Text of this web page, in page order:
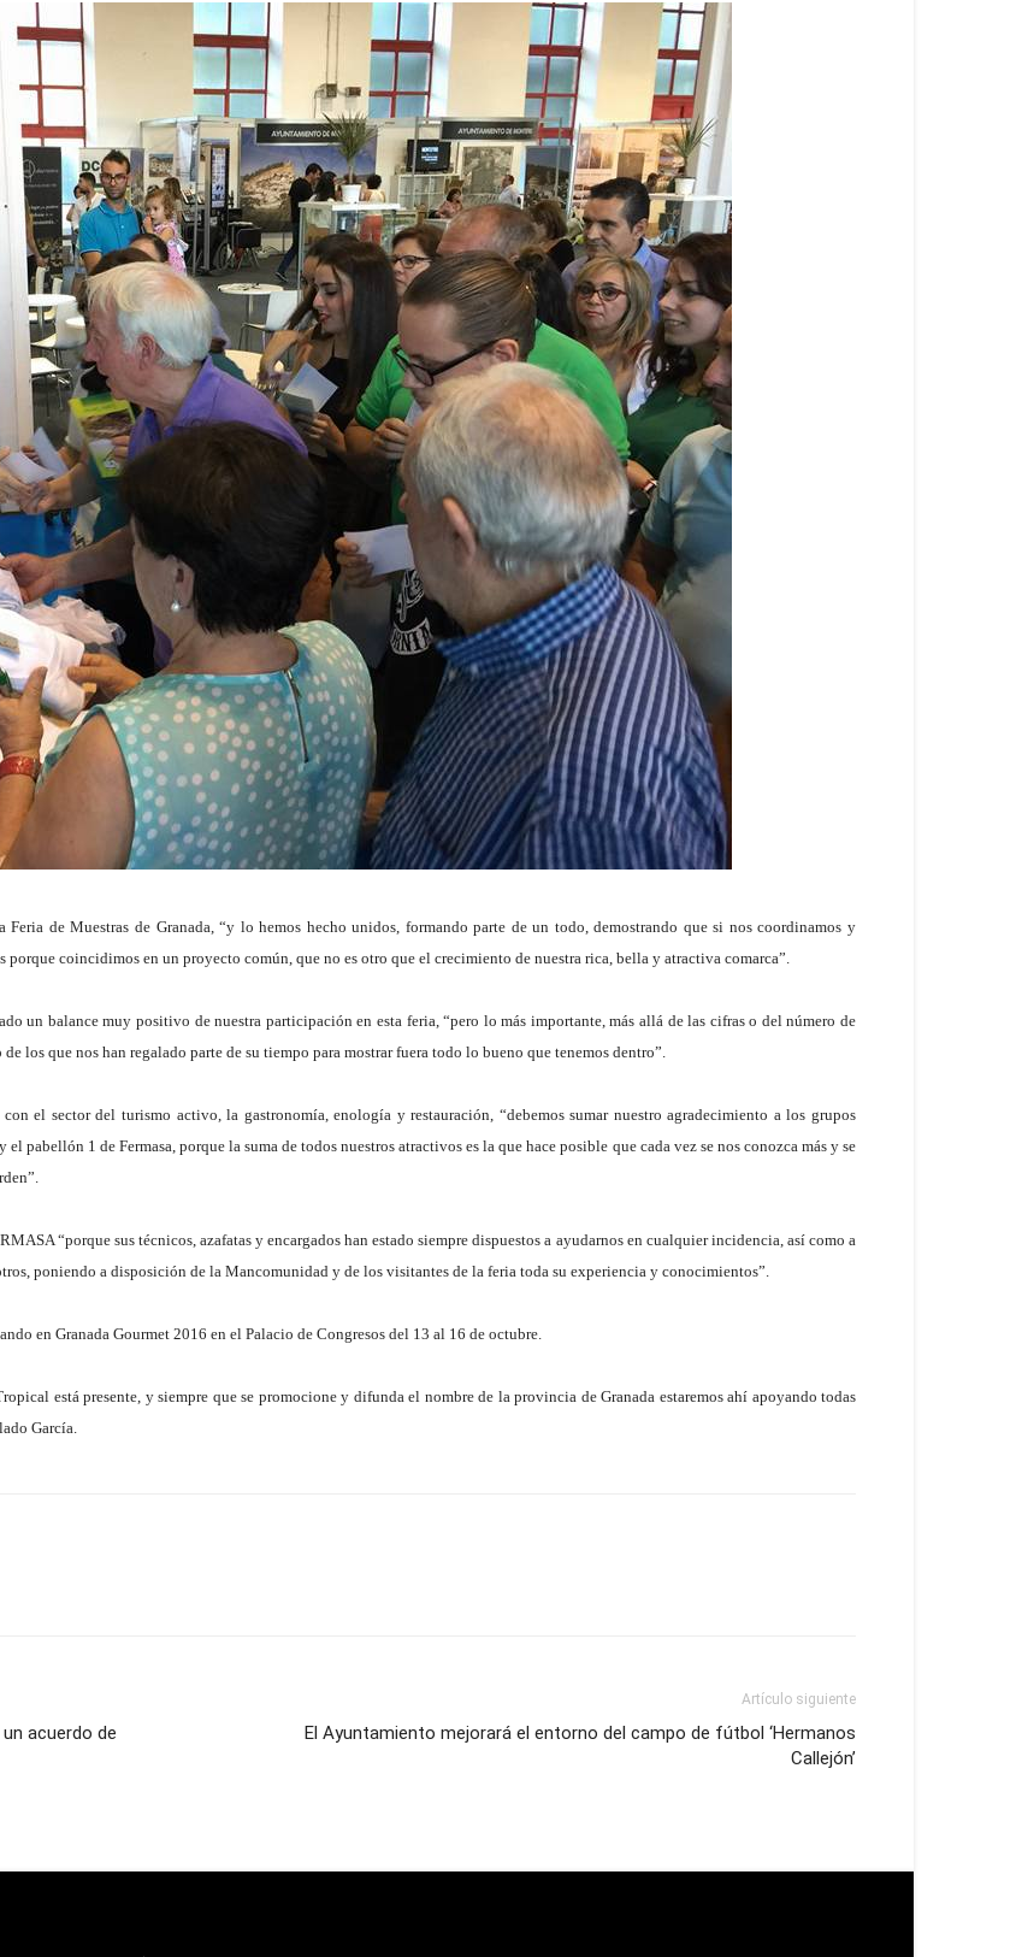
Feria de Muestras de Granada, “y lo hemos hecho unidos, formando parte de un todo, demostrando que si nos coordinamos y
coincidimos en un proyecto común, que no es otro que el crecimiento de nuestra rica, bella y atractiva comarca”.
un balance muy positivo de nuestra participación en esta feria, “pero lo más importante, más allá de las cifras o del número de
los que nos han regalado parte de su tiempo para mostrar fuera todo lo bueno que tenemos dentro”.
el sector del turismo activo, la gastronomía, enología y restauración, “debemos sumar nuestro agradecimiento a los grupos
pabellón 1 de Fermasa, porque la suma de todos nuestros atractivos es la que hace posible que cada vez se nos conozca más y se
“porque sus técnicos, azafatas y encargados han estado siempre dispuestos a ayudarnos en cualquier incidencia, así como a
poniendo a disposición de la Mancomunidad y de los visitantes de la feria toda su experiencia y conocimientos”.
en Granada Gourmet 2016 en el Palacio de Congresos del 13 al 16 de octubre.
está presente, y siempre que se promocione y difunda el nombre de la provincia de Granada estaremos ahí apoyando todas
García.
acuerdo de
Artículo siguiente
El Ayuntamiento mejorará el entorno del campo de fútbol ‘Hermanos
Callejón’